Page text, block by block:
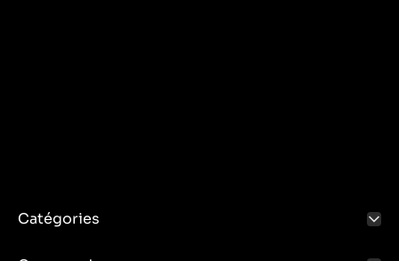
Catégories